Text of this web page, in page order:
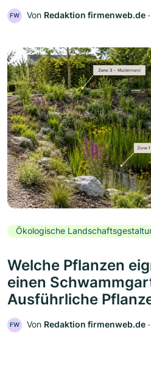
FW Von Redaktion firmenweb.de ‧
Ökologische
Welche Pflanzen
einen
Ausführliche
FW Von Redaktion firmenweb.de ‧